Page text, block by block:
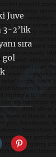
Juve
3-2’lik
sıra
gol